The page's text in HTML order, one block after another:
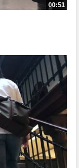
00:51